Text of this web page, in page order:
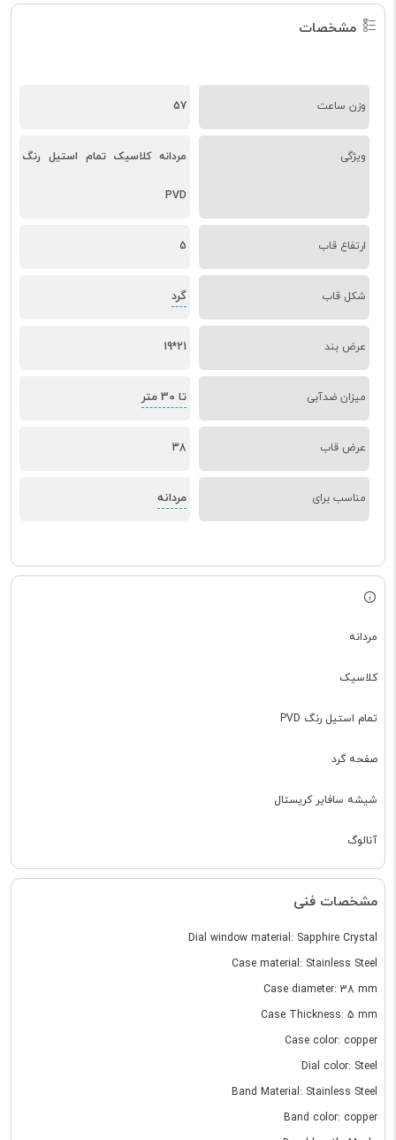
مشخصات
وزن ساعت 57
ویژگی مردانه کلاسیک تمام استیل رنگ
PVD
ارتفاع قاب 5
شکل قاب گرد
عرض بند 21*19
میزان ضدآبی تا 30 متر
عرض قاب 38
مناسب برای مردانه
مردانه
کلاسیک
تمام استیل رنگ PVD
صفحه گرد
شیشه سافایر کریستال
آنالوگ
مشخصات فنی
Dial window material: Sapphire Crystal
Case material: Stainless Steel
Case diameter: 38 mm
Case Thickness: 5 mm
Case color: copper
Dial color: Steel
Band Material: Stainless Steel
Band color: copper